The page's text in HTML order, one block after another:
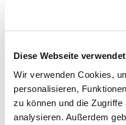
Diese Webseite
Wir verwenden Cookies,
personalisieren,
zu können und die
analysieren. Außerdem